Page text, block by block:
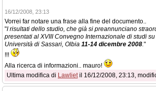
16/12/2008, 23:13
Vorrei far notare una frase alla fine del documento..
"I risultati dello studio, che già si preannunciano
presentati al XVIII Convegno Internazionale di studi
Università di Sassari, Olbia 11-14 dicembre 2008."
!!!
Alla ricerca di informazioni.. mauro!
Ultima modifica di Lawlietil 16/12/2008, 23:13,